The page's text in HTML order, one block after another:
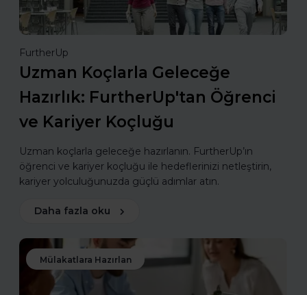
FurtherUp
Uzman Koçlarla Geleceğe
Hazırlık: FurtherUp'tan Öğrenci
ve Kariyer Koçluğu
Uzman koçlarla geleceğe hazırlanın. FurtherUp’ın
öğrenci ve kariyer koçluğu ile hedeflerinizi netleştirin,
kariyer yolculuğunuzda güçlü adımlar atın.
Daha fazla oku
Mülakatlara Hazırlan